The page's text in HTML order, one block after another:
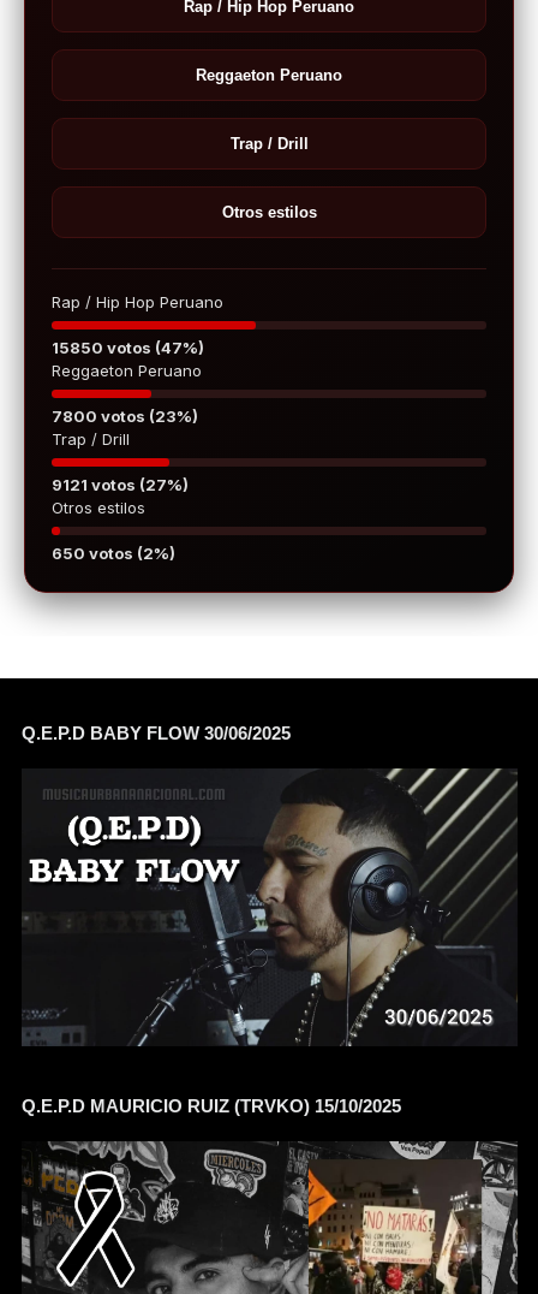
Rap / Hip Hop Peruano
Reggaeton Peruano
Trap / Drill
Otros estilos
Rap / Hip Hop Peruano
15850 votos (47%)
Reggaeton Peruano
7800 votos (23%)
Trap / Drill
9121 votos (27%)
Otros estilos
650 votos (2%)
Q.E.P.D BABY FLOW 30/06/2025
Q.E.P.D MAURICIO RUIZ (TRVKO) 15/10/2025